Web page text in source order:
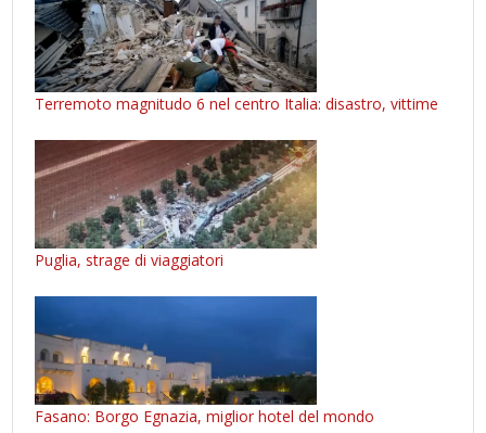
Terremoto magnitudo 6 nel centro Italia: disastro, vittime
Puglia, strage di viaggiatori
Fasano: Borgo Egnazia, miglior hotel del mondo